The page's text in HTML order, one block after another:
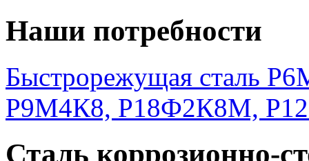
Наши потребности
Быстрорежущая сталь
Р9М4К8, Р18Ф2К8М,
Сталь коррозионно-